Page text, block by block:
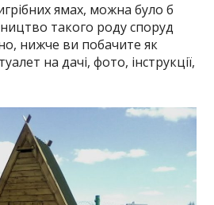
ямах, можна було б
такого роду споруд
нижче ви побачите як
на дачі, фото, інструкції,